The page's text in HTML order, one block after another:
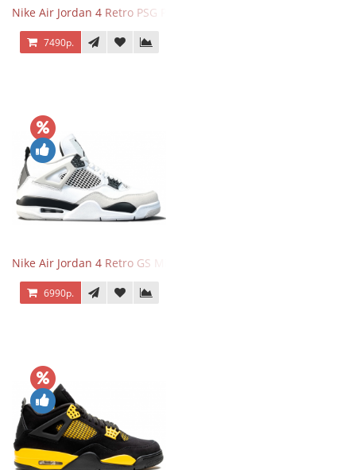
Nike Air Jordan 4 Retro PSG Paris Saint-Germain
7490р.
Nike Air Jordan 4 Retro GS Military Black
6990р.